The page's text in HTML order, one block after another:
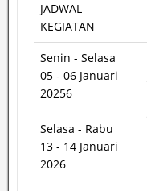
JADWAL
KEGIATAN
Senin - Selasa
05 - 06 Januari
20256
Selasa - Rabu
13 - 14 Januari
2026